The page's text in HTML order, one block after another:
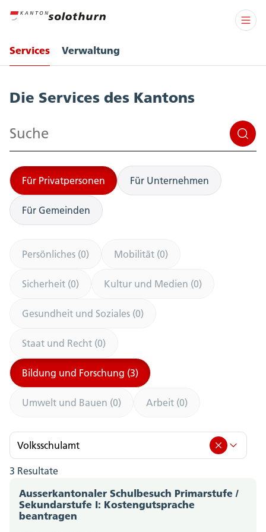
Services Verwaltung
Die Services des Kantons
Suchen
Für Privatpersonen Für Unternehmen
Für Gemeinden
Persönliches (0) Mobilität (0)
Sicherheit (0) Kultur und Medien (0)
Gesundheit und Soziales (0)
Staat und Recht (0)
Bildung und Forschung (3)
Umwelt und Bauen (0) Arbeit (0)
Volksschulamt
Volksschulamt (3)
Amt für Berufsbildung, Mittel- und Hochschulen
(0)
3 Resultate
Ausserkantonaler Schulbesuch Primarstufe /
Sekundarstufe I: Kostengutsprache
beantragen